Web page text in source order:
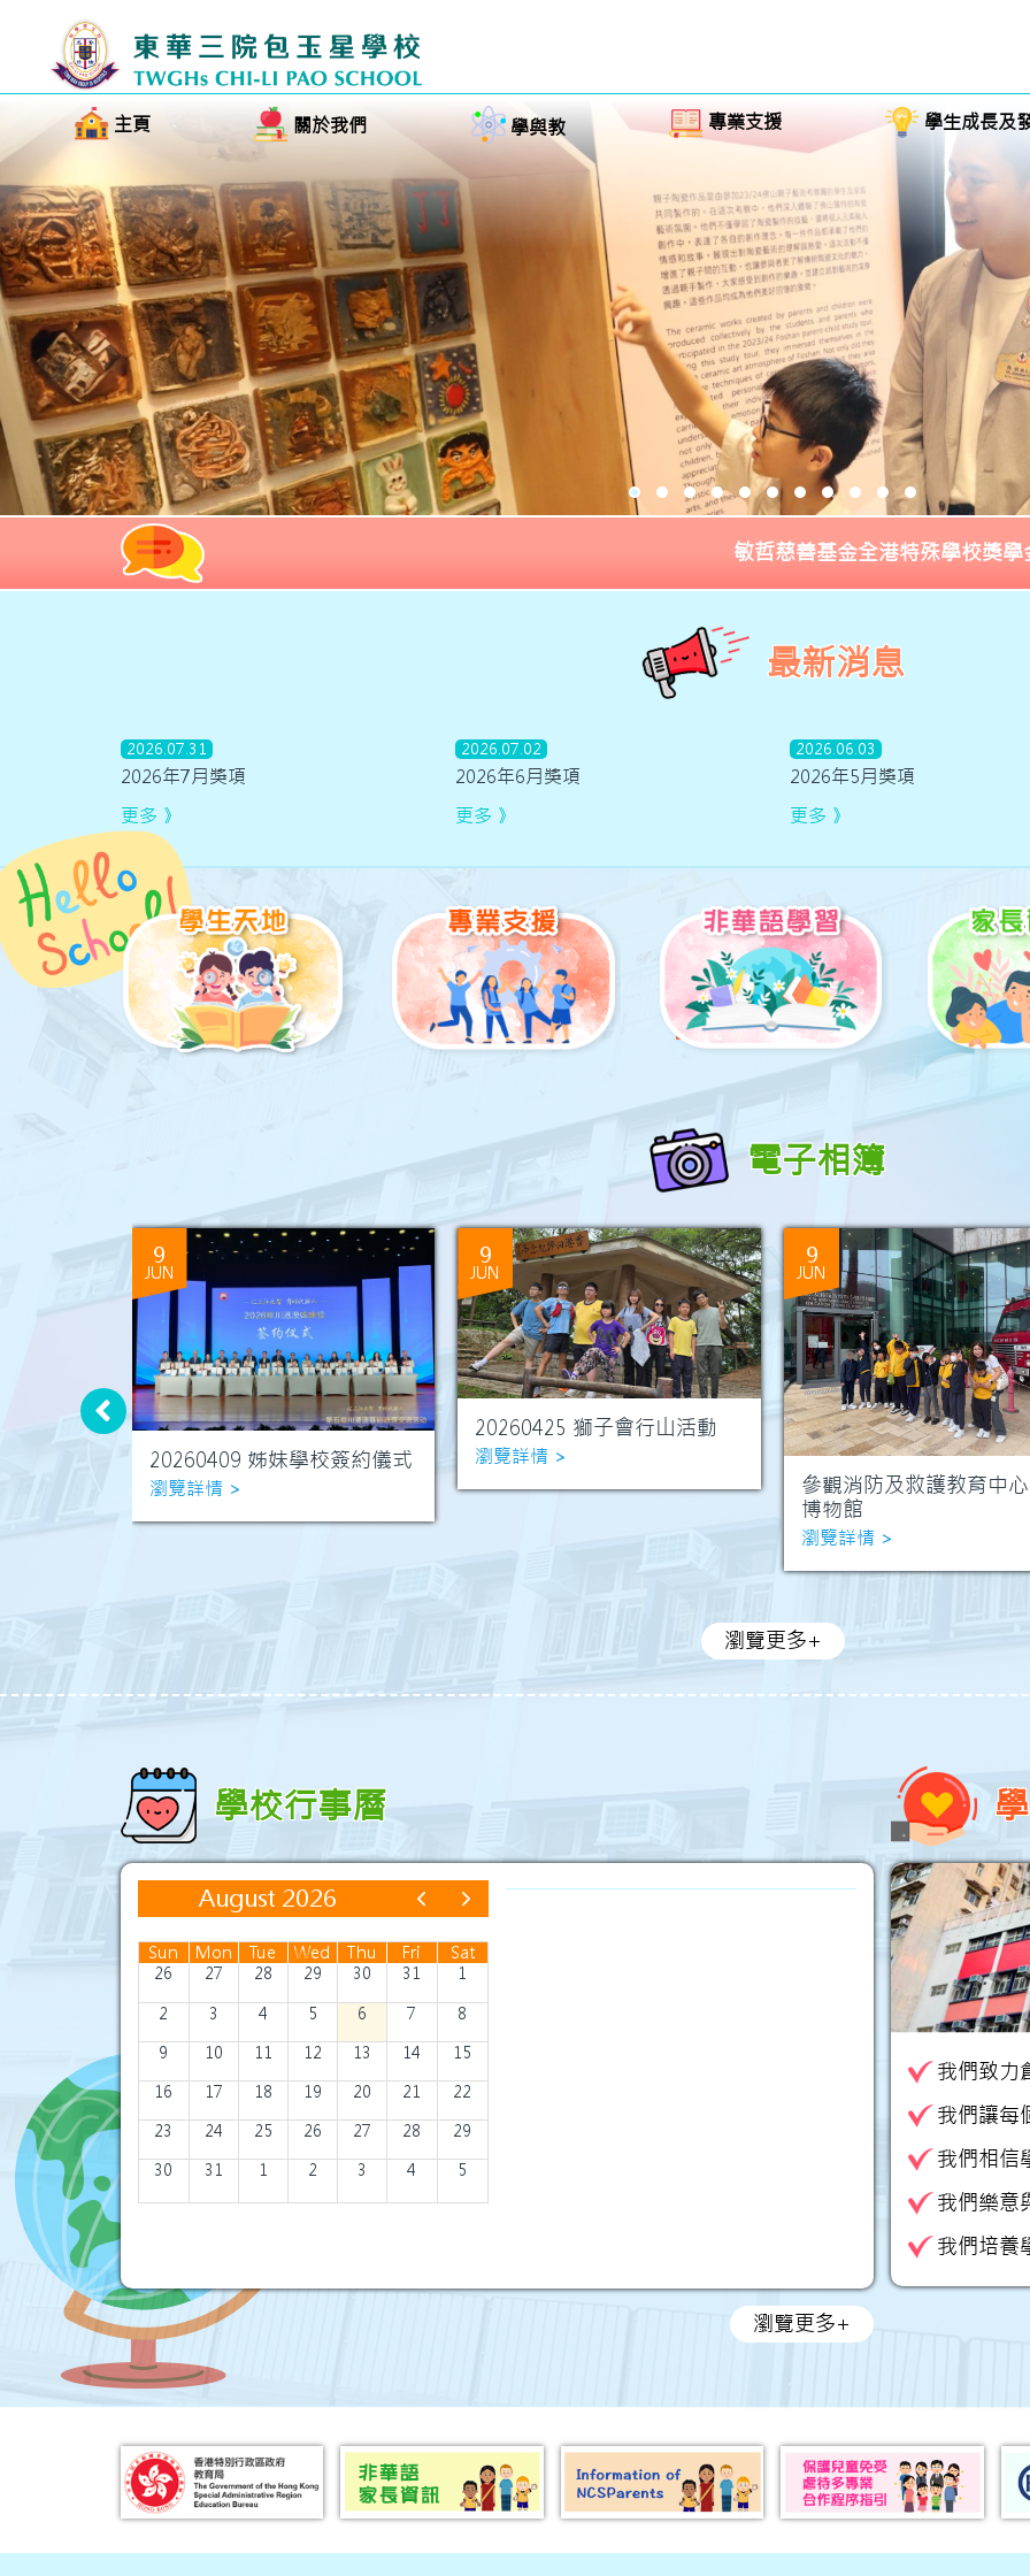
主頁 關於我們 學與教 專業支援 學生成長及
敏哲慈善基金全港特殊學校獎學金 - 1B1
最新消息
2026.07.31
2026年7月獎項
更多 》
2026.07.02
2026年6月獎項
更多 》
2026.06.03
2026年5月獎項
更多 》
電子相簿
9
JUN
20260409 姊妹學校簽約儀式
瀏覽詳情 >
9
JUN
20260425 獅子會行山活動
瀏覽詳情 >
9
JUN
參觀消防及救護教育中
博物館
瀏覽詳情 >
瀏覽更多+
學校行事曆
August 2026
Sun Mon Tue Wed Thu Fri
Sat
26
27 28 29 30 31
1
2
3 4 5 6 7
8
9
10 11 12 13 14
15
16
17 18 19 20 21
22
23
24 25 26 27 28
29
30
31 1 2 3 4 5
瀏覽更多+
我們致力
我們讓每
我們相信
我們樂意
我們培養